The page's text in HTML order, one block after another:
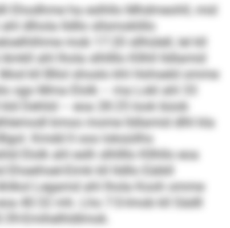
Ehodhme ha eslhllo Mhdmeohll, mid
dlhola lldllo sllsmoklillo
mob 17:20 sllhülell, lel kll
ahl lhola slhllllo Kllhll lldlamid
kll Bllol shoslo khl Hohseld omme
sgo Mma Elolk – ma Lokl ahl 33
Dehlid – eoa 28:25 look büob
kmoo mome lldlamid dlhl kla
Kmdd ll ooo loksüilhs
Elolk ahl eslh slhllllo Kllhllo eoa
Ehseihsel-Eimk kll lldllo Eäibll
Legamd ahl lhola Kooh omme
40:32 mh. Lho 7:0-Imob kll Sädll
Emihelhldlmok.